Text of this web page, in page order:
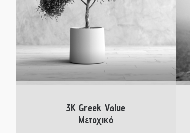
3K Greek Value
Μετοχικό
Περισσότερα